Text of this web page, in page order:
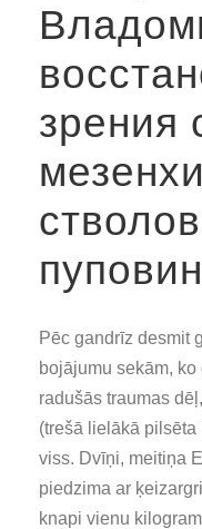
зрения
Pēc gandrīz desmit
bojājumu sekām,
radušās traumas
(trešā lielākā
viss. Dvīņi, meitiņa
piedzima ar
knapi vienu